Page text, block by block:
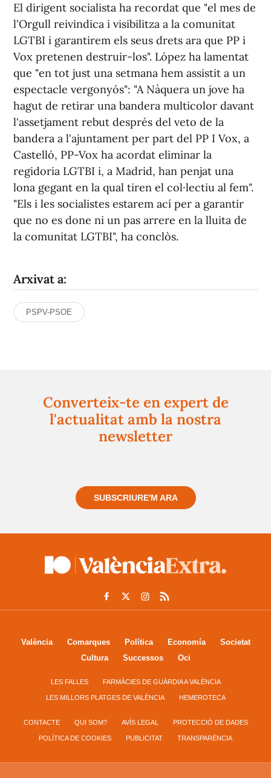
El dirigent socialista ha recordat que "el mes de
l'Orgull reivindica i visibilitza a la comunitat
LGTBI i garantirem els seus drets ara que PP i
Vox pretenen destruir-los". López ha lamentat
que "en tot just una setmana hem assistit a un
espectacle vergonyós": "A Nàquera un jove ha
hagut de retirar una bandera multicolor davant
l'assetjament rebut després del veto de la
bandera a l'ajuntament per part del PP I Vox, a
Castelló, PP-Vox ha acordat eliminar la
regidoria LGTBI i, a Madrid, han penjat una
lona gegant en la qual tiren el col·lectiu al fem".
"Els i les socialistes estarem ací per a garantir
que no es done ni un pas arrere en la lluita de
la comunitat LGTBI", ha conclòs.
Arxivat a:
PSPV-PSOE
Converteix-te en expert de
l'actualitat amb la nostra
newsletter
SUBSCRIURE'M ARA
València Comarques Política Economía
Societat
Cultura
Successos Oci
LES FALLES FARMÀCIES DE GUÀRDIA A VALÈNCIA
LES MILLORS PLATGES DE VALÈNCIA HEMEROTECA
CONTACTE QUI SOM? AVÍS LEGAL PROTECCIÓ DE DADES
POLÍTICA DE COOKIES PUBLICITAT TRANSPARÈNCIA